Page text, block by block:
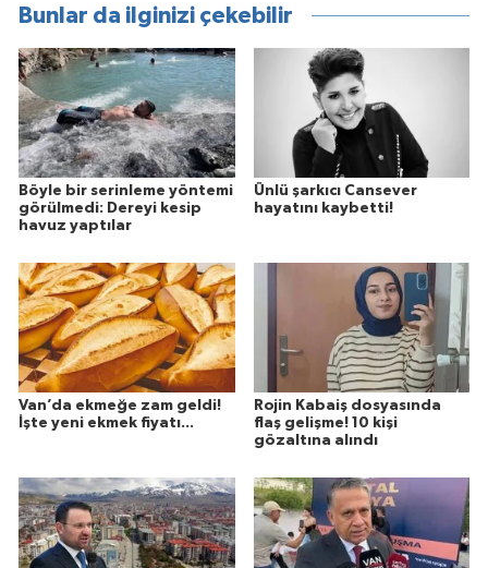
Bunlar da ilginizi çekebilir
Böyle bir serinleme yöntemi
görülmedi: Dereyi kesip
havuz yaptılar
Ünlü şarkıcı Cansever
hayatını kaybetti!
Van’da ekmeğe zam geldi!
İşte yeni ekmek fiyatı...
Rojin Kabaiş dosyasında
flaş gelişme! 10 kişi
gözaltına alındı